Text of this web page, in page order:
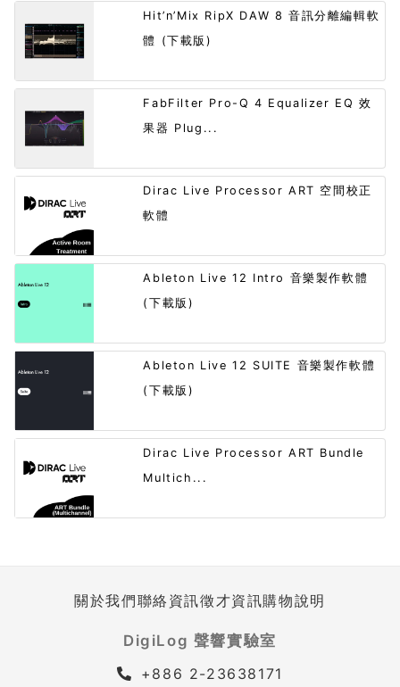
Hit’n’Mix RipX DAW 8 音訊分離編輯軟
體 (下載版)
FabFilter Pro-Q 4 Equalizer EQ 效
果器 Plug...
Dirac Live Processor ART 空間校正
軟體
Ableton Live 12 Intro 音樂製作軟體
(下載版)
Ableton Live 12 SUITE 音樂製作軟體
(下載版)
Dirac Live Processor ART Bundle
Multich...
關於我們聯絡資訊徵才資訊購物說明
DigiLog 聲響實驗室
+886 2-23638171